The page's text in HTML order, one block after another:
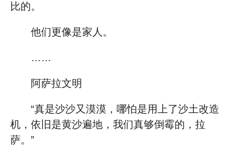
比的。
他们更像是家人。
……
阿萨拉文明
“真是沙沙又漠漠，哪怕是用上了沙土改造
机，依旧是黄沙遍地，我们真够倒霉的，拉
萨。”